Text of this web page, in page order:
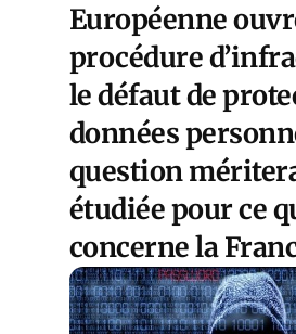
Européenne
procédure
le défaut de
données
question
étudiée pour ce
concerne la